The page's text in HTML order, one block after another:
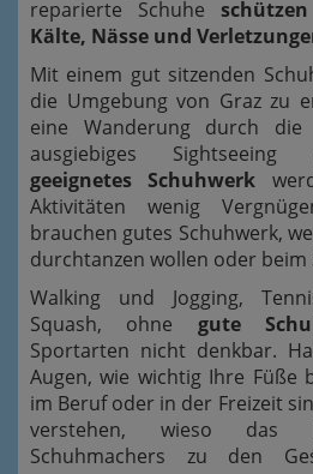
reparierte Schuhe
Kälte, Nässe und
Mit einem gut sitzenden
die Umgebung von Graz zu
eine Wanderung durch
ausgiebiges
geeignetes Schuhwerk
Aktivitäten wenig
brauchen gutes Schuhwerk,
durchtanzen wollen oder beim
Walking und Jogging,
Squash, ohne gute
Sportarten nicht denkbar.
Augen, wie wichtig Ihre Füße
im Beruf oder in der Freizeit
verstehen, wieso das
Schuhmachers zu den